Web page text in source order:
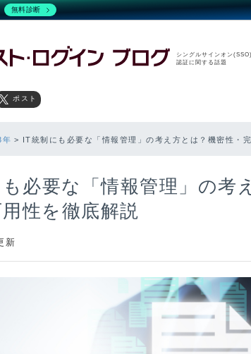
シングルサインオン
認証に関する話題
ポスト
年 IT統制にも必要な「情報管理」の考え方とは？機密性・
必要な「情報管理」の考
性を徹底解説
無料診断